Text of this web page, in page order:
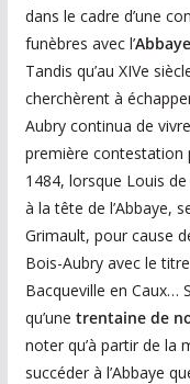
dans le cadre d’une
funèbres avec l’
Tandis qu’au XIVe
cherchèrent à
Aubry continua de
première contestation
1484, lorsque Louis
à la tête de l’Abbaye,
Grimault, pour cause
Bois-Aubry avec le
Bacqueville en Caux…
qu’une trentaine de
noter qu’à partir de la
succéder à l’Abbaye